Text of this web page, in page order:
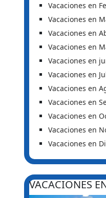
Vacaciones en
Vacaciones en
Vacaciones en
Vacaciones en
Vacaciones en
Vacaciones en
Vacaciones en
Vacaciones en
Vacaciones en
Vacaciones en
Vacaciones en
VACACIONES